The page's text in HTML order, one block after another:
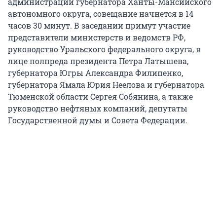
автономного округа, совещание начнется в 14
часов 30 минут. В заседании примут участие
представители министерств и ведомств РФ,
руководство Уральского федерального округа, в
лице полпреда президента Петра Латышева,
губернатора Югры Александра Филипенко,
губернатора Ямала Юрия Неелова и губернатора
Тюменской области Сергея Собянина, а также
руководство нефтяных компаний, депутаты
Государственной думы и Совета Федерации.